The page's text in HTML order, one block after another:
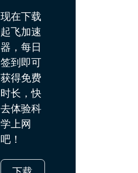
现在下载
起飞加速
器，每日
签到即可
获得免费
时长，快
去体验科
学上网
吧！